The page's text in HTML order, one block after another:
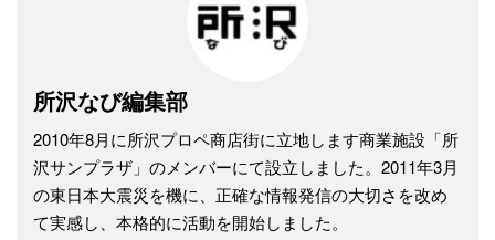
所沢なび編集部
2010年8月に所沢プロペ商店街に立地します商業施設「所
沢サンプラザ」のメンバーにて設立しました。2011年3月
の東日本大震災を機に、正確な情報発信の大切さを改め
て実感し、本格的に活動を開始しました。